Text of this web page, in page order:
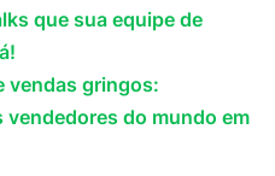
que sua equipe de
vendas gringos:
do mundo em